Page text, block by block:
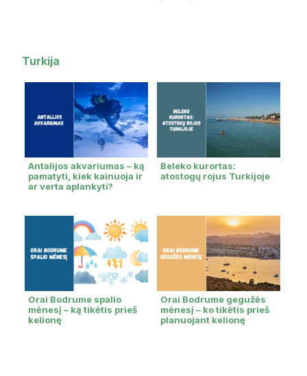
Turkija
Antalijos akvariumas – ką
pamatyti, kiek kainuoja ir
ar verta aplankyti?
Beleko kurortas:
atostogų rojus Turkijoje
Orai Bodrume spalio
mėnesį – ką tikėtis prieš
kelionę
Orai Bodrume gegužės
mėnesį – ko tikėtis prieš
planuojant kelionę